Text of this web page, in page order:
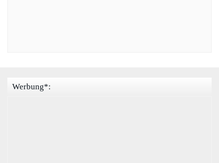
Werbung*: